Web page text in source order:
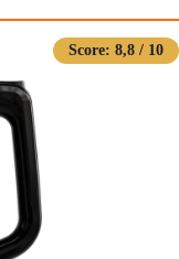
Score: 8,8 / 10